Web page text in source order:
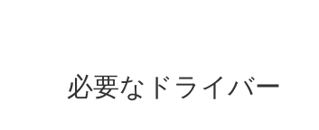
必要なドライバー